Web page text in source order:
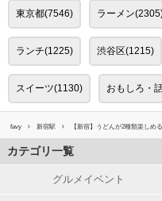
東京都(7546) ラーメン
ランチ(1225) 渋谷区(1215)
スイーツ(1130) おもしろ・
favy 新宿駅 【新宿】うどんが2種類楽しめ
カテゴリ一覧
グルメイベント